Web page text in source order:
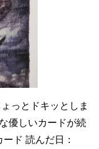
っとドキッとしま
優しいカードが続
ド 読んだ日：